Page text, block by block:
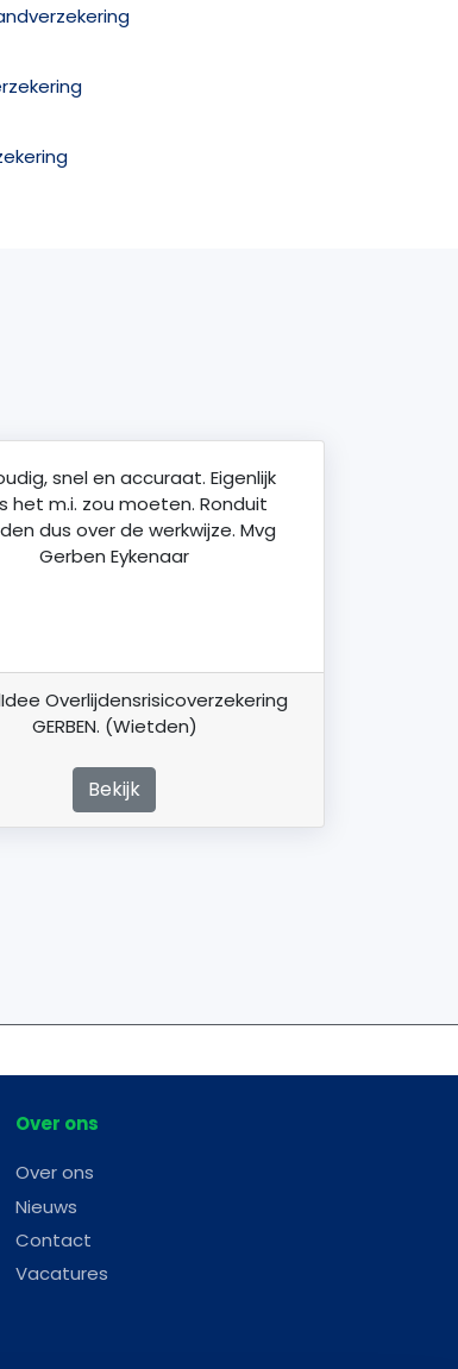
snel en accuraat. Eigenlijk
het m.i. zou moeten. Ronduit
dus over de werkwijze. Mvg
Gerben Eykenaar
Overlijdensrisicoverzekering
GERBEN. (Wietden)
Bekijk
Over ons
Over ons
Nieuws
Contact
Vacatures